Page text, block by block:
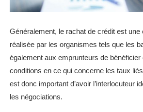
Généralement, le rachat de crédit est une
réalisée par les organismes tels que les
également aux emprunteurs de bénéficier
conditions en ce qui concerne les taux
est donc important d’avoir l’interlocuteur
les négociations.